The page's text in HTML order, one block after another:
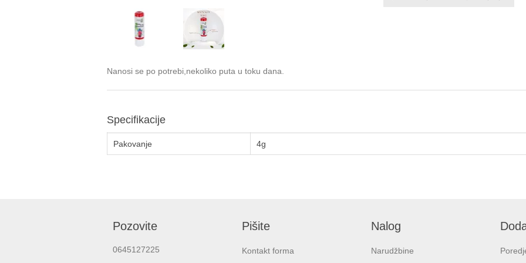
Nanosi se po potrebi,nekoliko puta u toku dana.
Specifikacije
Pakovanje 4g
Pozovite
0645127225
Pišite
Kontakt forma
Nalog
Narudžbine